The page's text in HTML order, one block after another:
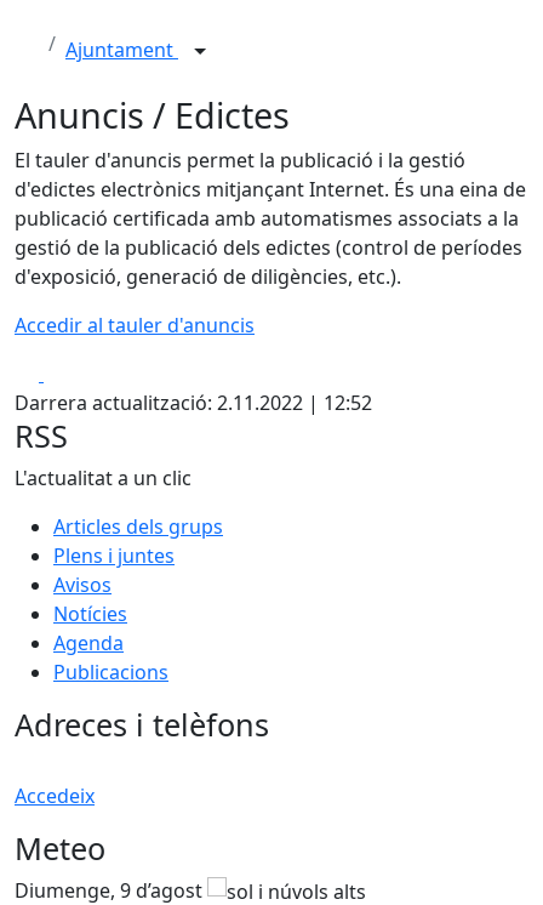
Ajuntament
Anuncis / Edictes
El tauler d'anuncis permet la publicació i la gestió
d'edictes electrònics mitjançant Internet. És una eina de
publicació certificada amb automatismes associats a la
gestió de la publicació dels edictes (control de períodes
d'exposició, generació de diligències, etc.).
Accedir al tauler d'anuncis
Darrera actualització: 2.11.2022 | 12:52
RSS
L'actualitat a un clic
Articles dels grups
Plens i juntes
Avisos
Notícies
Agenda
Publicacions
Adreces i telèfons
Accedeix
Meteo
Diumenge, 9 d’agost